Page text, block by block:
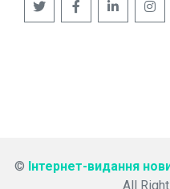
© Інтернет-видання
All